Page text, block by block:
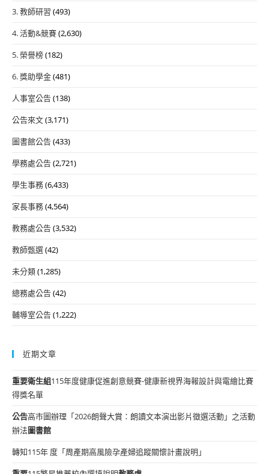
3. 教師研習 (493)
4. 活動&競賽(2,630)
5. 榮譽榜(182)
6. 獎助學金(481)
人事室公告(138)
公告來文(3,171)
圖書館公告(433)
學務處公告(2,721)
學生事務(6,433)
家長事務(4,564)
教務處公告(3,532)
教師甄選(42)
未分類(1,285)
總務處公告(42)
輔導室公告(1,222)
近期文章
重要衛生組115年度健康促進創意競賽-健康新視界海報設計與電繪比賽
得獎名單
公告高市圖辦理「2026朗聲大賞：朗讀文本演出影片徵選活動」之活動
辦法圖書館
轉知115年 度「周產期高風險孕產婦追蹤關懷計畫說明」